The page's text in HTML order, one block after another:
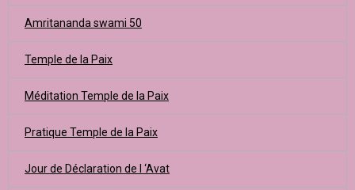
Amritananda swami 50
Temple de la Paix
Méditation Temple de la Paix
Pratique Temple de la Paix
Jour de Déclaration de l ‘Avat